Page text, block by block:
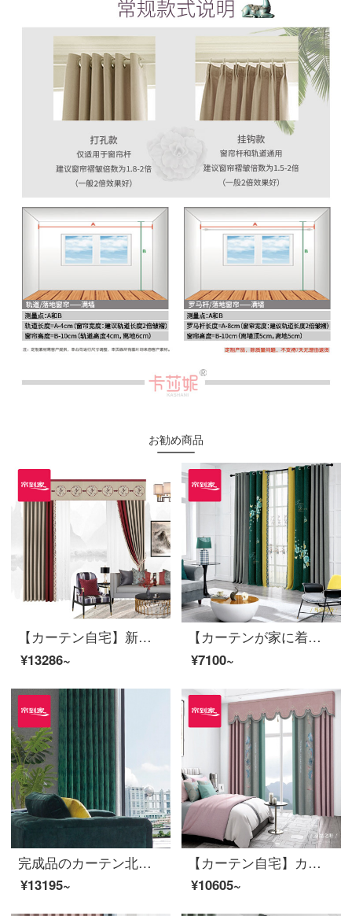
お勧め商品
【カーテン自宅】新中国風のカーテン半遮光高精密ジャカード梅の花のカーテンをつなぎ合わせたリビングルームの床の窓LDC 20 SSB-2101 Sフック/カーテンヘッドを含まない(高さ2.6 m以内で改変可能)XLのカーテンセット/ダブルオープン(適用窓幅3.5-4.1 m)
¥13286~
【カーテンが家に着く】カーテン製品のブラインドロマンチック田園客間寝室シームレスにシェニールの高い遮光窓LDC 20 SSA-0101 Sフック（高さ2.6メートル以内で変更可能）Sブラインドセット/ダブルオープン（適用窓幅2-2.6メートル）
¥7100~
完成品のカーテン北欧高遮光現代カスタマイズ迷野の魔法使いポリエステルの布のカーテン花リビングルームの床面合わせ窓LDC 20 SSC-72ノック/カーテンなし(高さ2.6メートル以内で変更可能)XLのカーテンセット/ダブルオープン(適用窓の幅4.1-1.4メートル)
¥13195~
【カーテン自宅】カーテン完成品ロマンチック田園シームレスに布のカーテンをつないで、日除けのリビングルームの純色の大花雪尼爾高遮光カスタム床の窓LDC 20 SSA-0644 Sフック/カーテンヘッドを含まない(高さ2.6 m以内で変更可能)XLのカーテンセット/ダブルオープン(適用窓幅3.5-4.1 m)
¥10605~